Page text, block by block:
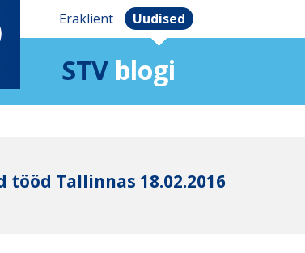
Eraklient Uudised
STV blogi
tööd Tallinnas 18.02.2016